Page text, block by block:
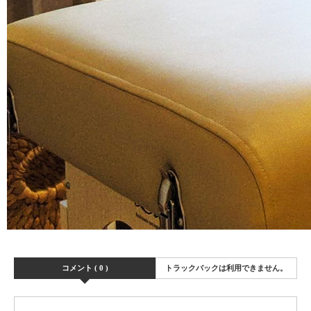
コメント ( 0 ) トラックバックは利用できません。